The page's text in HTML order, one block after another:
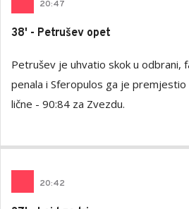
20:47
38' - Petrušev opet
Petrušev je uhvatio skok u odbrani,
penala i Sferopulos ga je premjestio
lične - 90:84 za Zvezdu.
20:42